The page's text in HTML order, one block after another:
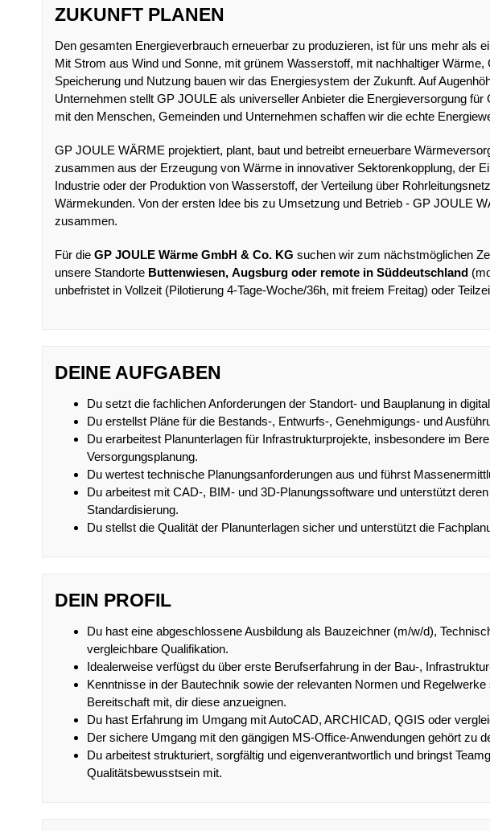
ZUKUNFT PLANEN
Den gesamten Energieverbrauch erneuerbar zu produzieren, ist für uns mehr als
Mit Strom aus Wind und Sonne, mit grünem Wasserstoff, mit nachhaltiger
Speicherung und Nutzung bauen wir das Energiesystem der Zukunft. Auf
Unternehmen stellt GP JOULE als universeller Anbieter die Energieversorgung für
mit den Menschen, Gemeinden und Unternehmen schaffen wir die echte
GP JOULE WÄRME projektiert, plant, baut und betreibt erneuerbare
zusammen aus der Erzeugung von Wärme in innovativer Sektorenkopplung, der
Industrie oder der Produktion von Wasserstoff, der Verteilung über
Wärmekunden. Von der ersten Idee bis zu Umsetzung und Betrieb - GP JOULE
zusammen.
Für die GP JOULE Wärme GmbH & Co. KG suchen wir zum nächstmöglichen
unsere Standorte Buttenwiesen, Augsburg oder remote in Süddeutschland
unbefristet in Vollzeit (Pilotierung 4-Tage-Woche/36h, mit freiem Freitag) oder
DEINE AUFGABEN
Du setzt die fachlichen Anforderungen der Standort- und Bauplanung in
Du erstellst Pläne für die Bestands-, Entwurfs-, Genehmigungs- und
Du erarbeitest Planunterlagen für Infrastrukturprojekte, insbesondere im
Versorgungsplanung.
Du wertest technische Planungsanforderungen aus und führst
Du arbeitest mit CAD-, BIM- und 3D-Planungssoftware und unterstützt
Standardisierung.
Du stellst die Qualität der Planunterlagen sicher und unterstützt die
DEIN PROFIL
Du hast eine abgeschlossene Ausbildung als Bauzeichner (m/w/d),
vergleichbare Qualifikation.
Idealerweise verfügst du über erste Berufserfahrung in der Bau-,
Kenntnisse in der Bautechnik sowie der relevanten Normen und
Bereitschaft mit, dir diese anzueignen.
Du hast Erfahrung im Umgang mit AutoCAD, ARCHICAD, QGIS oder
Der sichere Umgang mit den gängigen MS-Office-Anwendungen gehört zu
Du arbeitest strukturiert, sorgfältig und eigenverantwortlich und bringst
Qualitätsbewusstsein mit.